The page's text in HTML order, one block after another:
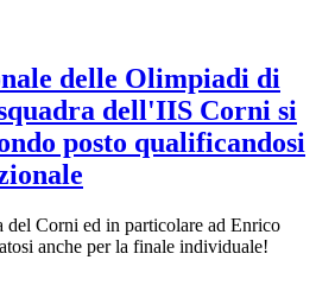
delle Olimpiadi di
dell'IIS Corni si
posto qualificandosi
del Corni ed in particolare ad Enrico
anche per la finale individuale!